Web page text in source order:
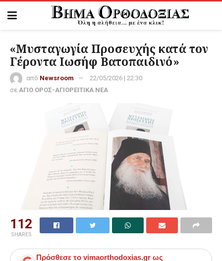
«Μυσταγωγία Προσευχής κατά τον
Γέροντα Ιωσήφ Βατοπαιδινό»
από Newsroom
22/05/2026 | 22:30
σε ΑΓΙΟ ΟΡΟΣ-ΑΓΙΟΡΕΙΤΙΚΑ ΝΕΑ
112
SHARES
Πρόσθεσε το vimaorthodoxias.gr ως